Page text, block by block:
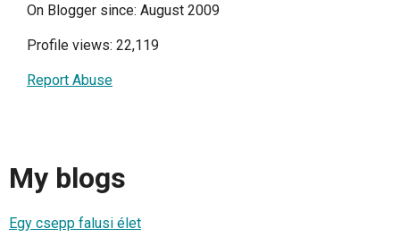
On Blogger since: August 2009
Profile views: 22,119
Report Abuse
My blogs
Egy csepp falusi élet